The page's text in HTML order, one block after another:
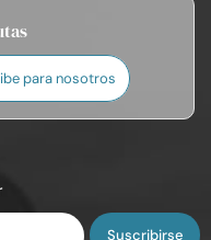
para nosotros